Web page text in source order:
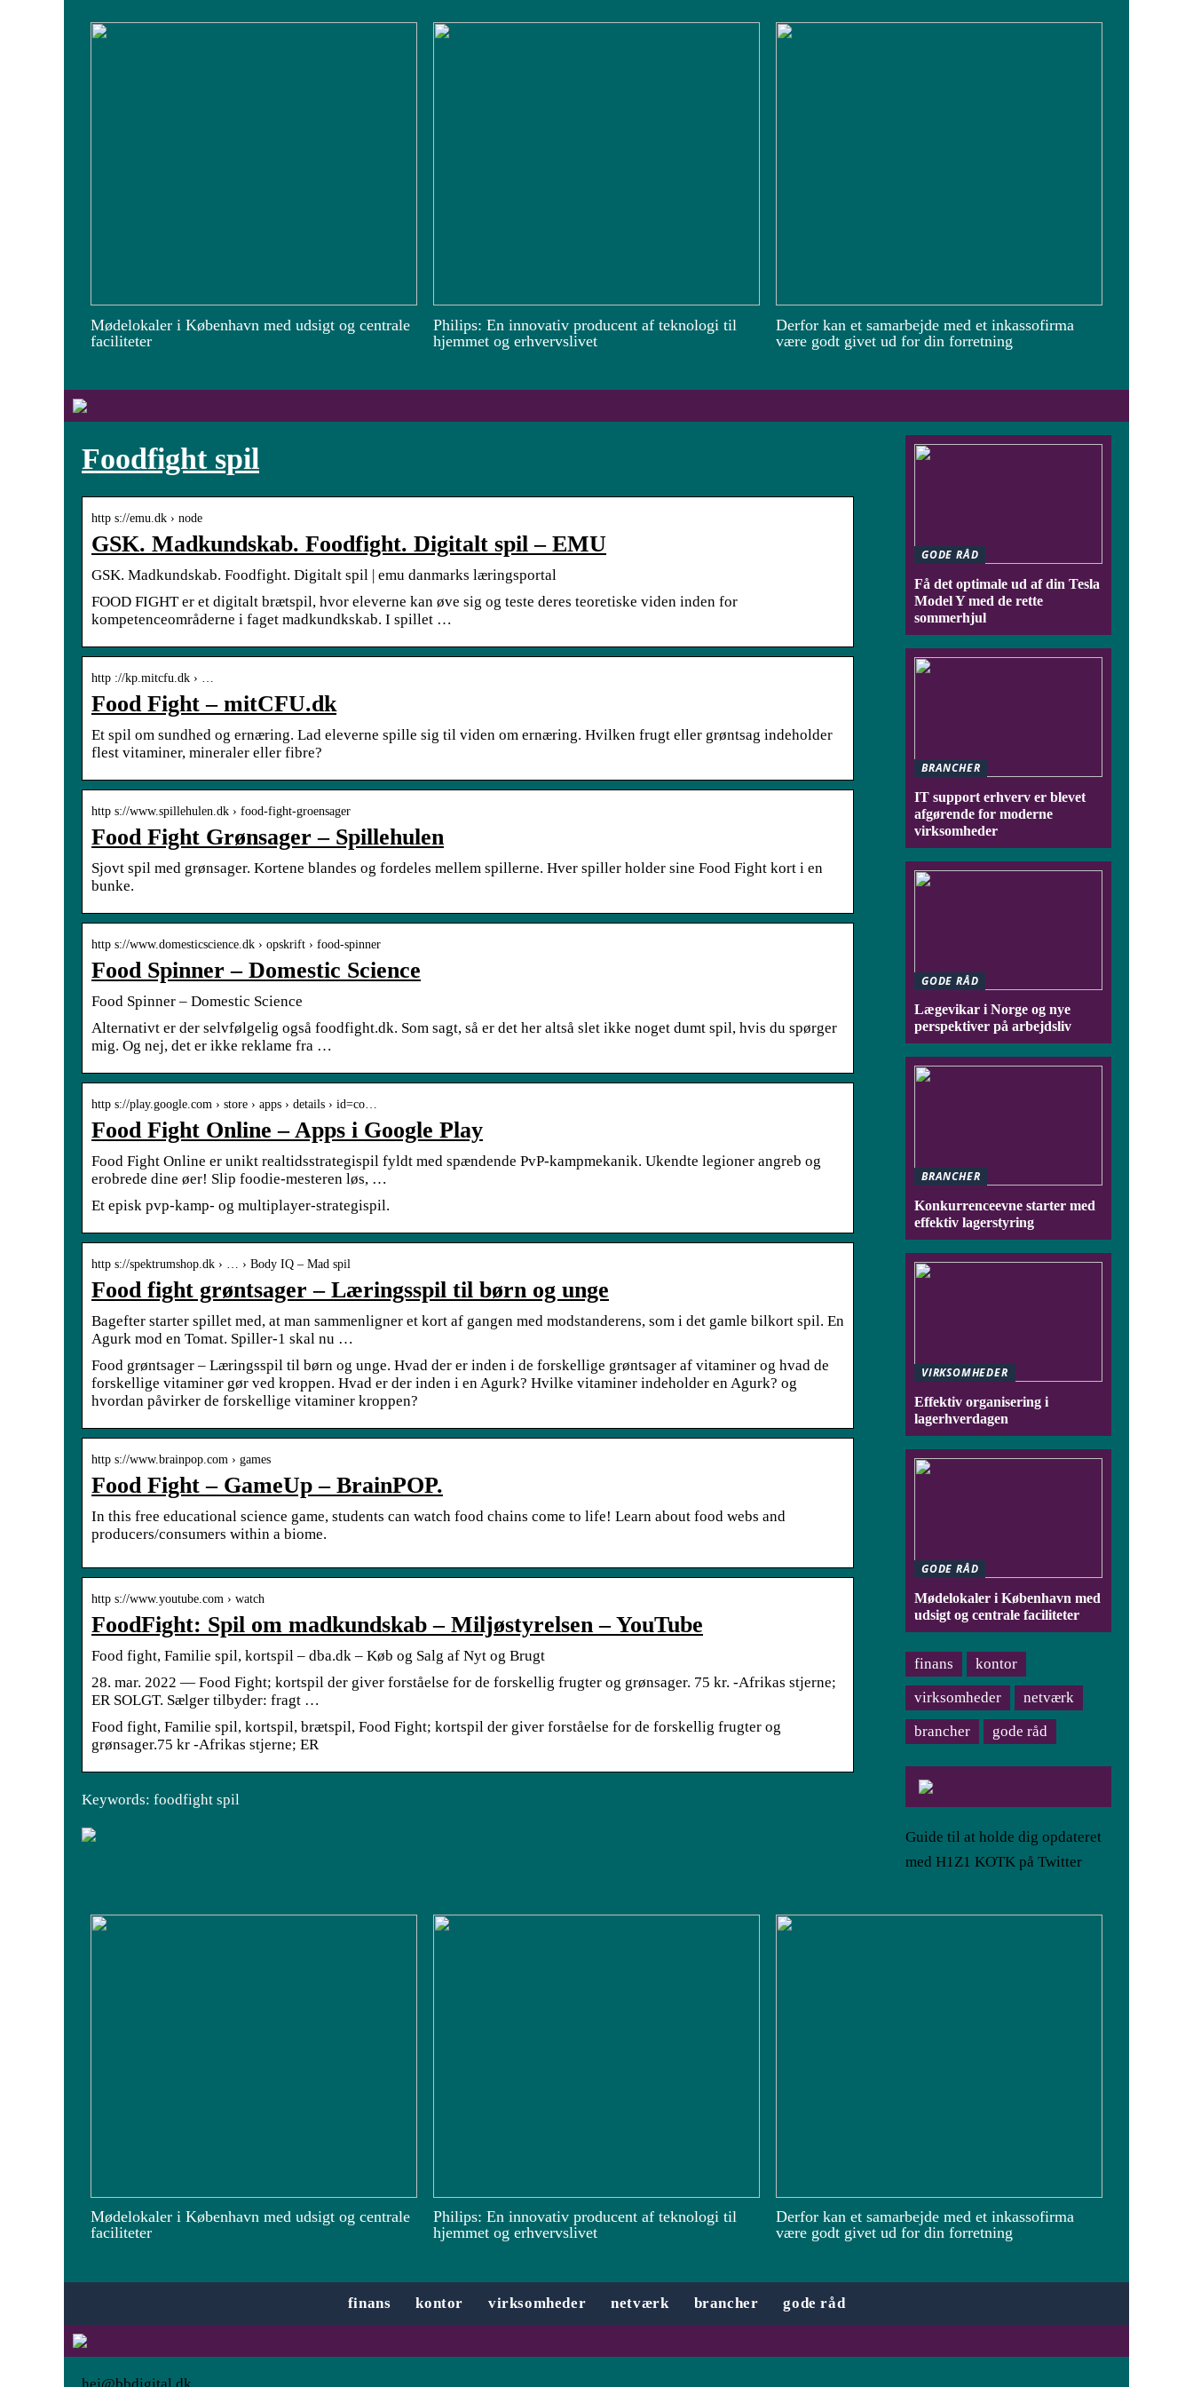
Mødelokaler i København med udsigt og centrale
faciliteter
Philips: En innovativ producent af teknologi til
hjemmet og erhvervslivet
Derfor kan et samarbejde med et inkassofirma
være godt givet ud for din forretning
Foodfight spil
http s://emu.dk › node
GSK. Madkundskab. Foodfight. Digitalt spil – EMU
GSK. Madkundskab. Foodfight. Digitalt spil | emu danmarks læringsportal
FOOD FIGHT er et digitalt brætspil, hvor eleverne kan øve sig og teste deres teoretiske viden inden for
kompetenceområderne i faget madkundkskab. I spillet …
http ://kp.mitcfu.dk › …
Food Fight – mitCFU.dk
Et spil om sundhed og ernæring. Lad eleverne spille sig til viden om ernæring. Hvilken frugt eller grøntsag indeholder
flest vitaminer, mineraler eller fibre?
http s://www.spillehulen.dk › food-fight-groensager
Food Fight Grønsager – Spillehulen
Sjovt spil med grønsager. Kortene blandes og fordeles mellem spillerne. Hver spiller holder sine Food Fight kort i en
bunke.
http s://www.domesticscience.dk › opskrift › food-spinner
Food Spinner – Domestic Science
Food Spinner – Domestic Science
Alternativt er der selvfølgelig også foodfight.dk. Som sagt, så er det her altså slet ikke noget dumt spil, hvis du spørger
mig. Og nej, det er ikke reklame fra …
http s://play.google.com › store › apps › details › id=co…
Food Fight Online – Apps i Google Play
Food Fight Online er unikt realtidsstrategispil fyldt med spændende PvP-kampmekanik. Ukendte legioner angreb og
erobrede dine øer! Slip foodie-mesteren løs, …
Et episk pvp-kamp- og multiplayer-strategispil.
http s://spektrumshop.dk › … › Body IQ – Mad spil
Food fight grøntsager – Læringsspil til børn og unge
Bagefter starter spillet med, at man sammenligner et kort af gangen med modstanderens, som i det gamle bilkort spil. En
Agurk mod en Tomat. Spiller-1 skal nu …
Food grøntsager – Læringsspil til børn og unge. Hvad der er inden i de forskellige grøntsager af vitaminer og hvad de
forskellige vitaminer gør ved kroppen. Hvad er der inden i en Agurk? Hvilke vitaminer indeholder en Agurk? og
hvordan påvirker de forskellige vitaminer kroppen?
http s://www.brainpop.com › games
Food Fight – GameUp – BrainPOP.
In this free educational science game, students can watch food chains come to life! Learn about food webs and
producers/consumers within a biome.
http s://www.youtube.com › watch
FoodFight: Spil om madkundskab – Miljøstyrelsen – YouTube
Food fight, Familie spil, kortspil – dba.dk – Køb og Salg af Nyt og Brugt
28. mar. 2022 — Food Fight; kortspil der giver forståelse for de forskellig frugter og grønsager. 75 kr. -Afrikas stjerne;
ER SOLGT. Sælger tilbyder: fragt …
Food fight, Familie spil, kortspil, brætspil, Food Fight; kortspil der giver forståelse for de forskellig frugter og
grønsager.75 kr -Afrikas stjerne; ER
Keywords: foodfight spil
GODE RÅD
Få det optimale ud af din Tesla
Model Y med de rette
sommerhjul
BRANCHER
IT support erhverv er blevet
afgørende for moderne
virksomheder
GODE RÅD
Lægevikar i Norge og nye
perspektiver på arbejdsliv
BRANCHER
Konkurrenceevne starter med
effektiv lagerstyring
VIRKSOMHEDER
Effektiv organisering i
lagerhverdagen
GODE RÅD
Mødelokaler i København med
udsigt og centrale faciliteter
finans
kontor
virksomheder
netværk
brancher
gode råd
Guide til at holde dig opdateret
med H1Z1 KOTK på Twitter
Mødelokaler i København med udsigt og centrale
faciliteter
Philips: En innovativ producent af teknologi til
hjemmet og erhvervslivet
Derfor kan et samarbejde med et inkassofirma
være godt givet ud for din forretning
finans kontor virksomheder netværk brancher gode råd
hej@bbdigital.dk